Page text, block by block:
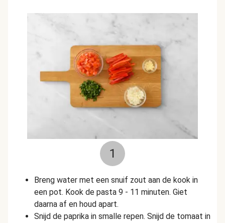
1
Breng water met een snuif zout aan de kook in
een pot. Kook de pasta 9 - 11 minuten. Giet
daarna af en houd apart.
Snijd de paprika in smalle repen. Snijd de tomaat in